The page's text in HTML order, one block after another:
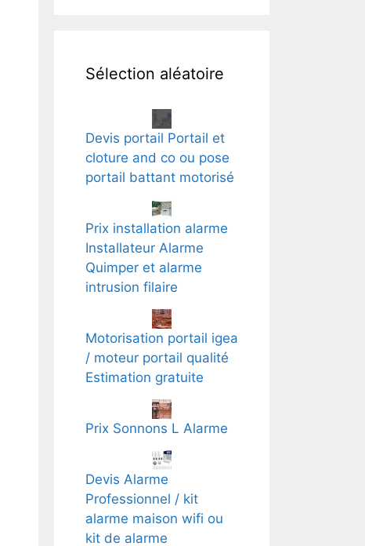
Sélection aléatoire
Devis portail Portail et
cloture and co ou pose
portail battant motorisé
Prix installation alarme
Installateur Alarme
Quimper et alarme
intrusion filaire
Motorisation portail igea
/ moteur portail qualité
Estimation gratuite
Prix Sonnons L Alarme
Devis Alarme
Professionnel / kit
alarme maison wifi ou
kit de alarme